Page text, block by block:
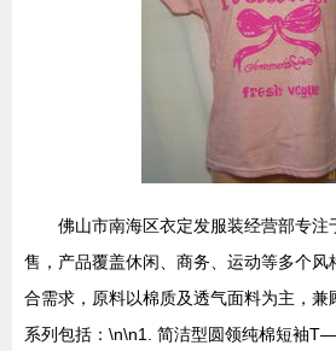
佛山市南海区衣定发服装经营部专注
售，产品覆盖休闲、商务、运动等多个风
合需求，原料以棉质及透气面料为主，
系列包括：\n\n1. 简洁型圆领纯棉短袖